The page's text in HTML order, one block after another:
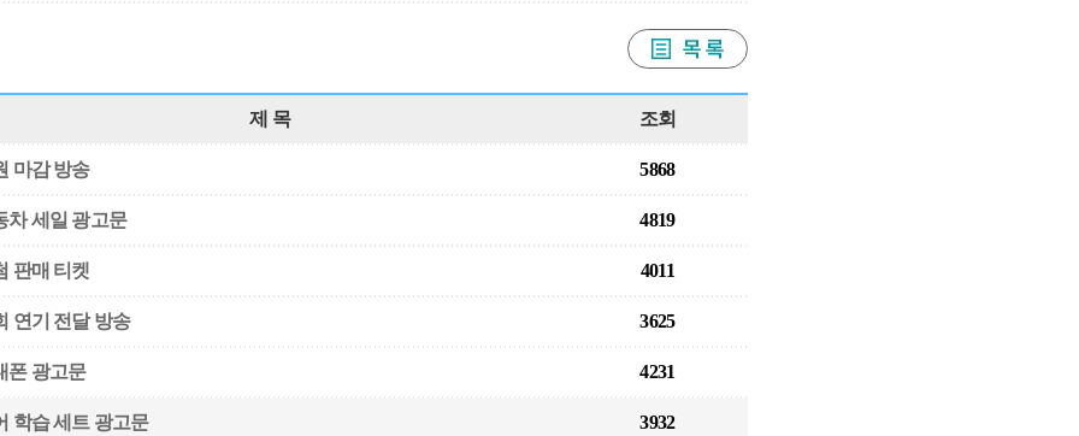
제 목 조회
마감 방송 5868
차 세일 광고문 4819
판매 티켓 4011
연기 전달 방송 3625
폰 광고문 4231
학습 세트 광고문 3932